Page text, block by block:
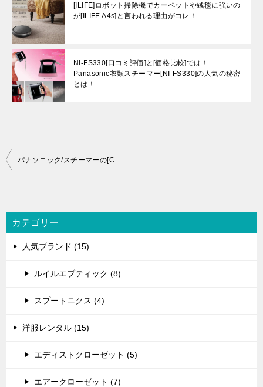
[ILIFE]ロボット掃除機でカーペットや絨毯に強いの
が[ILIFE A4s]と言われる理由がコレ！
NI-FS330[口コミ評価]と[価格比較]では！
Panasonic衣類スチーマー[NI-FS330]の人気の秘密
とは！
投
ビ
ゲ
ー
パナソニック/スチーマーの[CSA]と[SA]の違い＆[EH-SA37]と[EH-SA39]の違いとは！
カテゴリー
人気ブランド (15)
ルイルエブティック (8)
スプートニクス (4)
洋服レンタル (15)
エディストクローゼット (5)
エアークローゼット (7)